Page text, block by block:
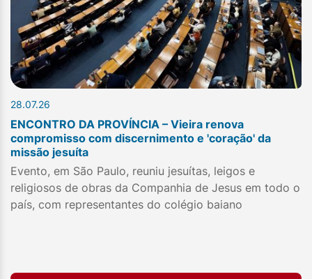
28.07.26
ENCONTRO DA PROVÍNCIA – Vieira renova
compromisso com discernimento e 'coração' da
missão jesuíta
Evento, em São Paulo, reuniu jesuítas, leigos e
religiosos de obras da Companhia de Jesus em todo o
país, com representantes do colégio baiano